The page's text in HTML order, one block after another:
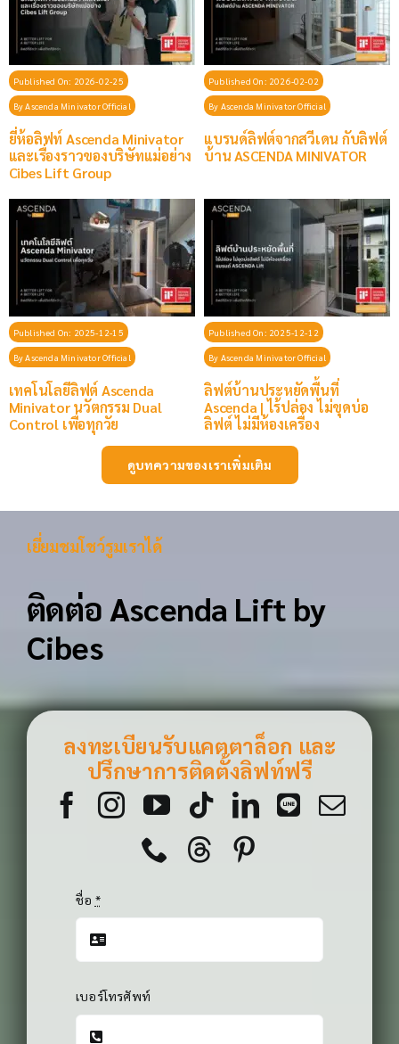
Published On: 2026-02-25
ByAscenda Minivator Official
ยี่ห้อลิฟท์ Ascenda Minivator
และเรื่องราวของบริษัทแม่อย่าง
Cibes Lift Group
Published On: 2026-02-02
By Ascenda Minivator Official
แบรนด์ลิฟต์จากสวีเดน กับลิฟต์
บ้าน ASCENDA MINIVATOR
Published On: 2025-12-15
ByAscenda Minivator Official
เทคโนโลยีลิฟต์ Ascenda
Minivator นวัตกรรม Dual
Control เพื่อทุกวัย
Published On: 2025-12-12
By Ascenda Minivator Official
ลิฟต์บ้านประหยัดพื้นที่
Ascenda | ไร้ปล่อง ไม่ขุดบ่อ
ลิฟต์ ไม่มีห้องเครื่อง
ดูบทความของเราเพิ่มเติม
เยี่ยมชมโชว์รูมเราได้
ติดต่อ Ascenda Lift by
Cibes
ลงทะเบียนรับแคตตาล็อก และ
ปรึกษาการติดตั้งลิฟท์ฟรี
ชื่อ *
เบอร์โทรศัพท์